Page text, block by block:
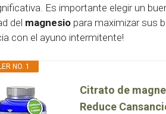
Es importante elegir un
del magnesio para maximizar sus
con el ayuno intermitente!
NO. 1
Citrato de
Reduce